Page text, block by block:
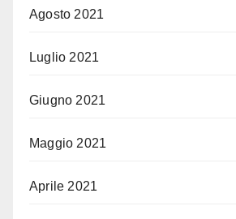
Agosto 2021
Luglio 2021
Giugno 2021
Maggio 2021
Aprile 2021